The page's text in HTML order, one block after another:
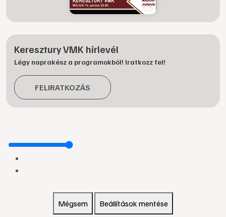
Keresztury VMK hírlevél
Légy naprakész a programokból! Iratkozz fel!
FELIRATKOZÁS
Mégsem Beállítások mentése